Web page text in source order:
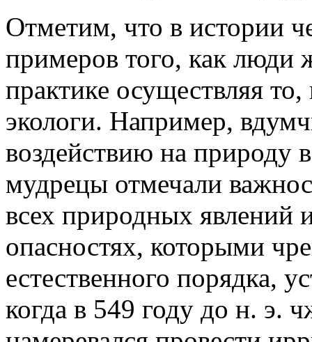
Отметим, что в истории
примеров того, как люди
практике осуществляя
экологи. Например,
воздействию на природу
мудрецы отмечали
всех природных явлений
опасностях, которыми
естественного порядка,
когда в 549 году до н. э.